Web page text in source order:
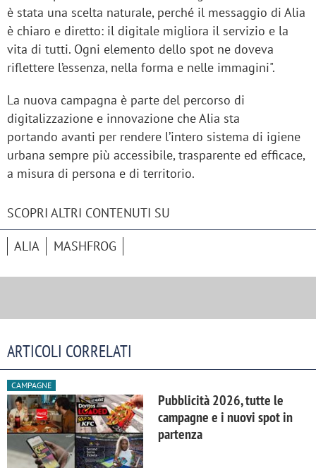
è stata una scelta naturale, perché il messaggio di Alia
è chiaro e diretto: il digitale migliora il servizio e la
vita di tutti. Ogni elemento dello spot ne doveva
riflettere l’essenza, nella forma e nelle immagini".
La nuova campagna è parte del percorso di
digitalizzazione e innovazione che Alia sta
portando avanti per rendere l’intero sistema di igiene
urbana sempre più accessibile, trasparente ed efficace,
a misura di persona e di territorio.
SCOPRI ALTRI CONTENUTI SU
ALIA MASHFROG
ARTICOLI CORRELATI
CAMPAGNE
Pubblicità 2026, tutte le
campagne e i nuovi spot in
partenza